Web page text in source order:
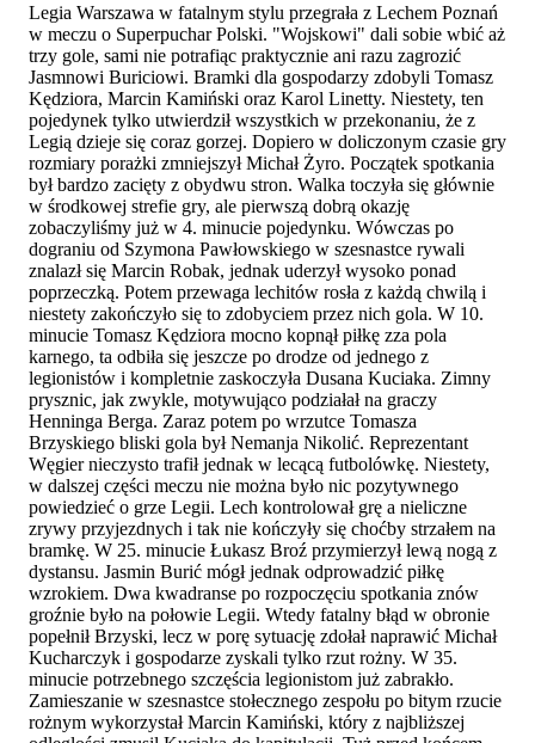
Legia Warszawa w fatalnym stylu przegrała z Lechem Poznań
w meczu o Superpuchar Polski. "Wojskowi" dali sobie wbić aż
trzy gole, sami nie potrafiąc praktycznie ani razu zagrozić
Jasmnowi Buriciowi. Bramki dla gospodarzy zdobyli Tomasz
Kędziora, Marcin Kamiński oraz Karol Linetty. Niestety, ten
pojedynek tylko utwierdził wszystkich w przekonaniu, że z
Legią dzieje się coraz gorzej. Dopiero w doliczonym czasie gry
rozmiary porażki zmniejszył Michał Żyro. Początek spotkania
był bardzo zacięty z obydwu stron. Walka toczyła się głównie
w środkowej strefie gry, ale pierwszą dobrą okazję
zobaczyliśmy już w 4. minucie pojedynku. Wówczas po
dograniu od Szymona Pawłowskiego w szesnastce rywali
znalazł się Marcin Robak, jednak uderzył wysoko ponad
poprzeczką. Potem przewaga lechitów rosła z każdą chwilą i
niestety zakończyło się to zdobyciem przez nich gola. W 10.
minucie Tomasz Kędziora mocno kopnął piłkę zza pola
karnego, ta odbiła się jeszcze po drodze od jednego z
legionistów i kompletnie zaskoczyła Dusana Kuciaka. Zimny
prysznic, jak zwykle, motywująco podziałał na graczy
Henninga Berga. Zaraz potem po wrzutce Tomasza
Brzyskiego bliski gola był Nemanja Nikolić. Reprezentant
Węgier nieczysto trafił jednak w lecącą futbolówkę. Niestety,
w dalszej części meczu nie można było nic pozytywnego
powiedzieć o grze Legii. Lech kontrolował grę a nieliczne
zrywy przyjezdnych i tak nie kończyły się choćby strzałem na
bramkę. W 25. minucie Łukasz Broź przymierzył lewą nogą z
dystansu. Jasmin Burić mógł jednak odprowadzić piłkę
wzrokiem. Dwa kwadranse po rozpoczęciu spotkania znów
groźnie było na połowie Legii. Wtedy fatalny błąd w obronie
popełnił Brzyski, lecz w porę sytuację zdołał naprawić Michał
Kucharczyk i gospodarze zyskali tylko rzut rożny. W 35.
minucie potrzebnego szczęścia legionistom już zabrakło.
Zamieszanie w szesnastce stołecznego zespołu po bitym rzucie
rożnym wykorzystał Marcin Kamiński, który z najbliższej